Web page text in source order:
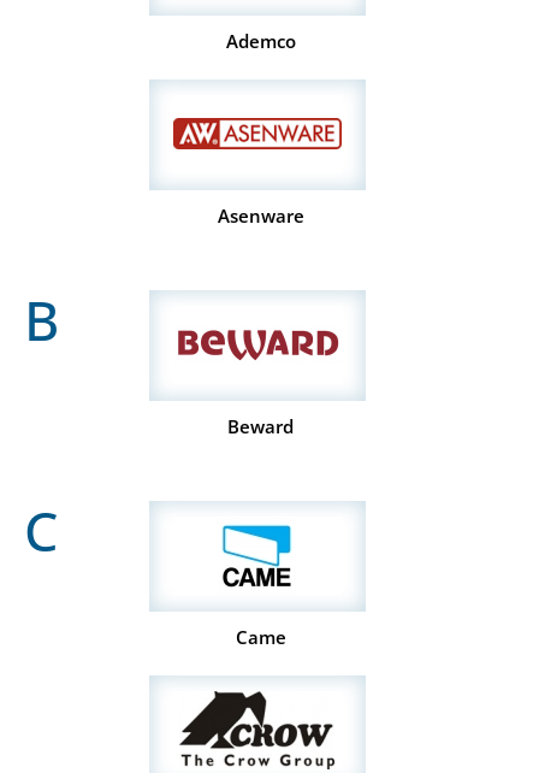
Ademco
Asenware
B
Beward
C
Came